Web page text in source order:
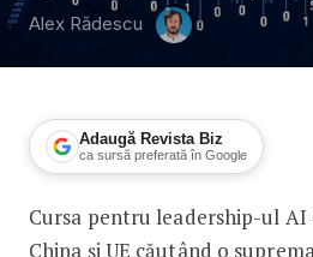
Alex Rădescu
Adaugă Revista Biz
ca sursă preferată în Google
Fabrici și
Cursa pentru leadership-ul AI
China și UE căutând o